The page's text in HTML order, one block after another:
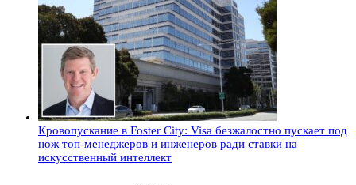
Кровопускание в Foster City: Visa безжалостно пускает под
нож топ-менеджеров и инженеров ради ставки на
искусственный интеллект